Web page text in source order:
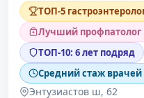
ТОП-5
Лучший профпатолог
ТОП-10: 6 лет подряд
Средний стаж врачей
Энтузиастов ш, 62